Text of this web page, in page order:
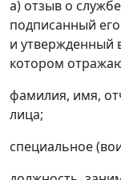
а) отзыв о
подписанный
и утвержденный
котором
фамилия, имя,
лица;
специальное